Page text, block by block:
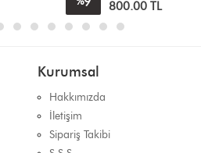
800.00 TL
Kurumsal
Hakkımızda
İletişim
Sipariş Takibi